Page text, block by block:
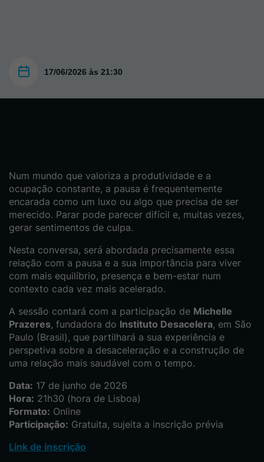
17/06/2026 às 21:30
Num mundo que valoriza a produtividade e a
ocupação constante, a pausa é frequentemente
encarada como um luxo ou algo que precisa de ser
merecido. Parar pode parecer difícil e, muitas vezes,
gerar sentimentos de culpa.
Nesta conversa, será abordada precisamente essa
relação com a pausa e a sua importância para viver
com mais equilíbrio, presença e bem-estar num
contexto cada vez mais acelerado.
A sessão contará com a participação de Michelle
Prazeres, fundadora do Instituto Desacelera, em São
Paulo (Brasil), que partilhará a sua experiência e
perspetiva sobre a desaceleração e a construção de
uma relação mais saudável com o tempo.
Data: 17 de junho de 2026
Hora: 21h30 (hora de Lisboa)
Formato: Online
Participação: Gratuita, sujeita a inscrição prévia
Link de inscrição